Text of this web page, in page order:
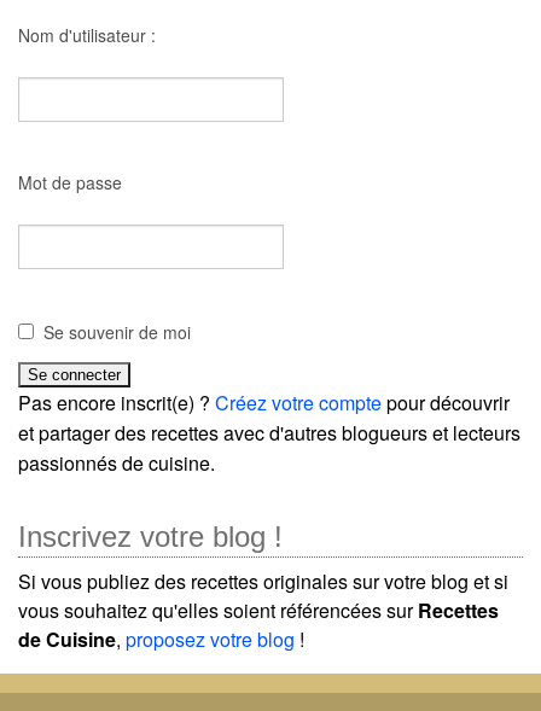
Nom d'utilisateur :
Mot de passe
Se souvenir de moi
Pas encore inscrit(e) ? Créez votre comptepour découvrir
et partager des recettes avec d'autres blogueurs et lecteurs
passionnés de cuisine.
Inscrivez votre blog !
Si vous publiez des recettes originales sur votre blog et si
vous souhaitez qu'elles soient référencées surRecettes
de Cuisine, proposez votre blog !